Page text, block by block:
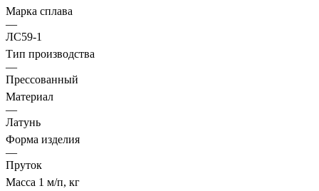
Марка сплава
—
ЛС59-1
Тип производства
—
Прессованный
Материал
—
Латунь
Форма изделия
—
Пруток
Масса 1 м/п, кг